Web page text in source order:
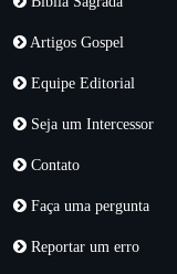
Artigos Gospel
Equipe Editorial
Seja um Intercessor
Contato
Faça uma pergunta
Reportar um erro